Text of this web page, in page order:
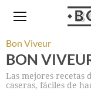
Bon Viveur
BON
Las mejores recetas
caseras, fáciles de